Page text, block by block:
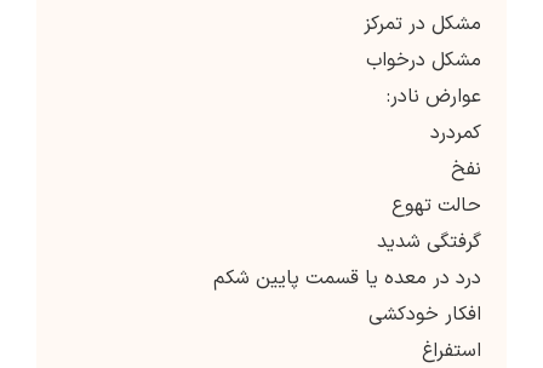
مشکل در تمرکز
مشکل درخواب
عوارض نادر:
کمردرد
نفخ
حالت تهوع
گرفتگی شدید
درد در معده یا قسمت پایین شکم
افکار خودکشی
استفراغ